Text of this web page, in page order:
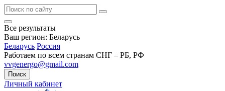
Все результаты
Ваш регион: Беларусь
Беларусь Россия
Работаем по всем странам СНГ – РБ, РФ
vvgenergo@gmail.com
Поиск
Личный кабинет